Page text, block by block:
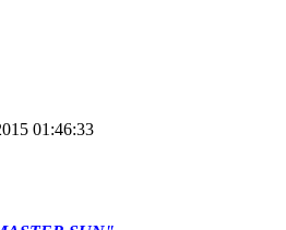
01:46:33